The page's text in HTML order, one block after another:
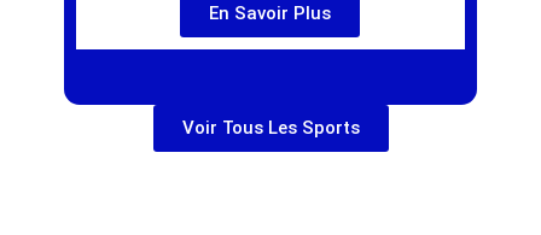
En Savoir Plus
Voir Tous Les Sports